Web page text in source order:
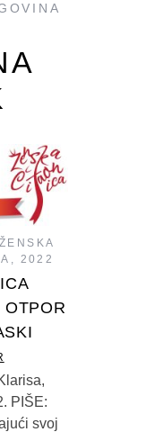
ŽENSKA
2022
PIŠE:
svoj